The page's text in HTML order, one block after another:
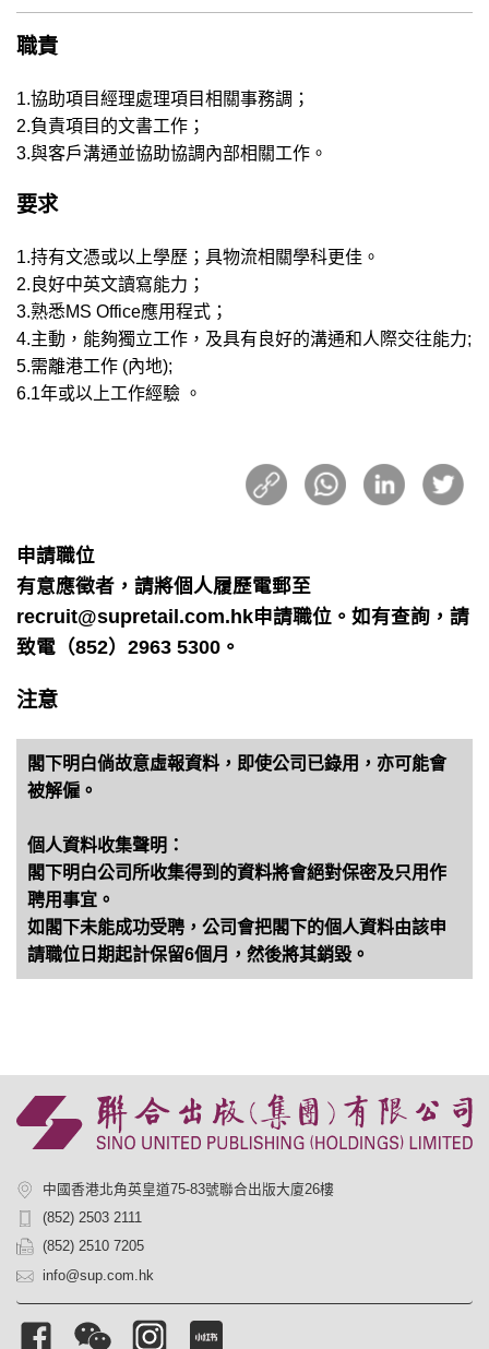
職責
1.協助項目經理處理項目相關事務調；
2.負責項目的文書工作；
3.與客戶溝通並協助協調內部相關工作。
要求
1.持有文憑或以上學歷；具物流相關學科更佳。
2.良好中英文讀寫能力；
3.熟悉MS Office應用程式；
4.主動，能夠獨立工作，及具有良好的溝通和人際交往能力;
5.需離港工作 (內地);
6.1年或以上工作經驗 。
申請職位
有意應徵者，請將個人履歷電郵至
recruit@supretail.com.hk申請職位。如有查詢，請
致電（852）2963 5300。
注意
閣下明白倘故意虛報資料，即使公司已錄用，亦可能會
被解僱。
個人資料收集聲明：
閣下明白公司所收集得到的資料將會絕對保密及只用作
聘用事宜。
如閣下未能成功受聘，公司會把閣下的個人資料由該申
請職位日期起計保留6個月，然後將其銷毀。
中國香港北角英皇道75-83號聯合出版大廈26樓
(852) 2503 2111
(852) 2510 7205
info@sup.com.hk